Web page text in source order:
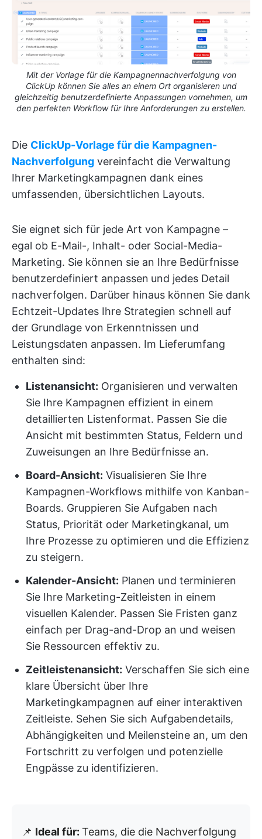
Mit der Vorlage für die Kampagnennachverfolgung von
ClickUp können Sie alles an einem Ort organisieren und
gleichzeitig benutzerdefinierte Anpassungen vornehmen, um
den perfekten Workflow für Ihre Anforderungen zu erstellen.
Die ClickUp-Vorlage für die Kampagnen-
Nachverfolgung vereinfacht die Verwaltung
Ihrer Marketingkampagnen dank eines
umfassenden, übersichtlichen Layouts.
Sie eignet sich für jede Art von Kampagne –
egal ob E-Mail-, Inhalt- oder Social-Media-
Marketing. Sie können sie an Ihre Bedürfnisse
benutzerdefiniert anpassen und jedes Detail
nachverfolgen. Darüber hinaus können Sie dank
Echtzeit-Updates Ihre Strategien schnell auf
der Grundlage von Erkenntnissen und
Leistungsdaten anpassen. Im Lieferumfang
enthalten sind:
Listenansicht: Organisieren und verwalten
Sie Ihre Kampagnen effizient in einem
detaillierten Listenformat. Passen Sie die
Ansicht mit bestimmten Status, Feldern und
Zuweisungen an Ihre Bedürfnisse an.
Board-Ansicht: Visualisieren Sie Ihre
Kampagnen-Workflows mithilfe von Kanban-
Boards. Gruppieren Sie Aufgaben nach
Status, Priorität oder Marketingkanal, um
Ihre Prozesse zu optimieren und die Effizienz
zu steigern.
Kalender-Ansicht: Planen und terminieren
Sie Ihre Marketing-Zeitleisten in einem
visuellen Kalender. Passen Sie Fristen ganz
einfach per Drag-and-Drop an und weisen
Sie Ressourcen effektiv zu.
Zeitleistenansicht: Verschaffen Sie sich eine
klare Übersicht über Ihre
Marketingkampagnen auf einer interaktiven
Zeitleiste. Sehen Sie sich Aufgabendetails,
Abhängigkeiten und Meilensteine an, um den
Fortschritt zu verfolgen und potenzielle
Engpässe zu identifizieren.
📌 Ideal für: Teams, die die Nachverfolgung